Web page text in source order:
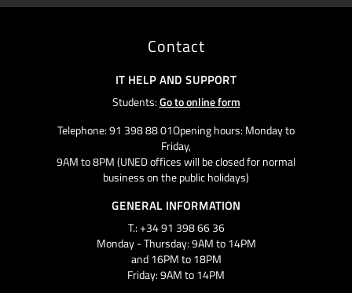
Contact
IT HELP AND SUPPORT
Students:Go to online form
Telephone: 91 398 88 01Opening hours: Monday to
Friday,
9AM to 8PM (UNED offices will be closed for normal
business on the public holidays)
GENERAL INFORMATION
T.: +34 91 398 66 36
Monday - Thursday: 9AM to 14PM
and 16PM to 18PM
Friday: 9AM to 14PM